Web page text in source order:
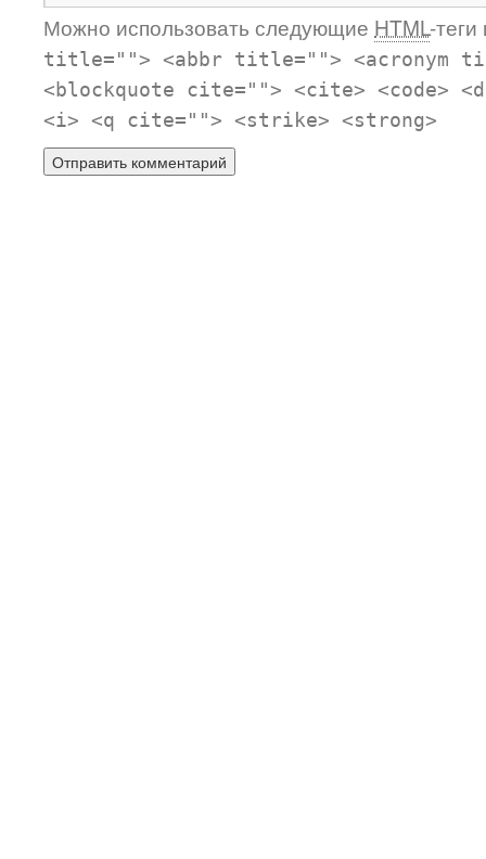
Можно использовать следующие HTML-
title=""> <abbr title=""> <acronym
<blockquote cite=""> <cite> <code>
<i> <q cite=""> <strike> <strong>